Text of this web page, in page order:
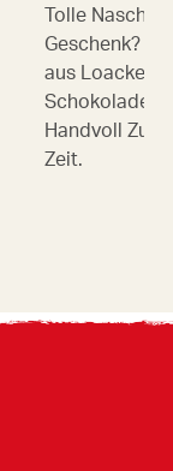
Tolle
Geschenk?
aus Loacker
Schokolade
Handvoll
Zeit.